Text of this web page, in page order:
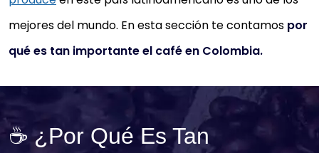
mejores del mundo. En esta sección te contamos por
qué es tan importante el café en Colombia.
☕ ¿Por Qué Es Tan